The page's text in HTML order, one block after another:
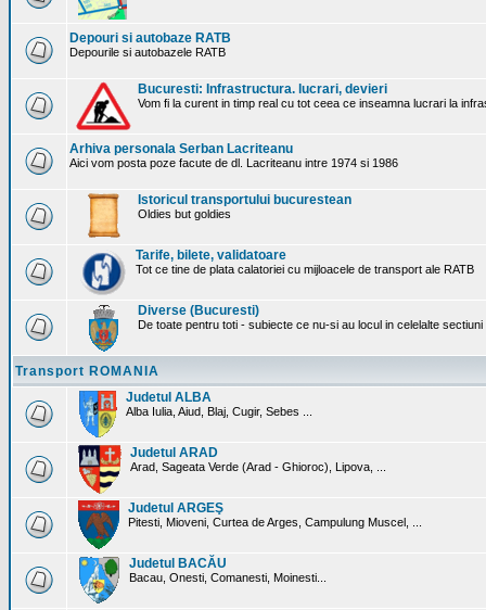
Depouri si autobaze RATB
Depourile si autobazele RATB
Bucuresti: Infrastructura. lucrari, devieri
Vom fi la curent in timp real cu tot ceea ce inseamna lucrari la
Arhiva personala Serban Lacriteanu
Aici vom posta poze facute de dl. Lacriteanu intre 1974 si 1986
Istoricul transportului bucurestean
Oldies but goldies
Tarife, bilete, validatoare
Tot ce tine de plata calatoriei cu mijloacele de transport ale RATB
Diverse (Bucuresti)
De toate pentru toti - subiecte ce nu-si au locul in celelalte
Transport ROMANIA
Judetul ALBA
Alba Iulia, Aiud, Blaj, Cugir, Sebes ...
Judetul ARAD
Arad, Sageata Verde (Arad - Ghioroc), Lipova, ...
Judetul ARGEŞ
Pitesti, Mioveni, Curtea de Arges, Campulung Muscel, ...
Judetul BACĂU
Bacau, Onesti, Comanesti, Moinesti...